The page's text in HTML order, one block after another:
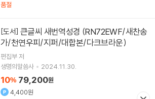
품절
[도서]
가/천연우피/지퍼/대합본/다크브라운)
편집부 저
생명의말씀사
2024.11.30.
10% 79,200원
4,400원